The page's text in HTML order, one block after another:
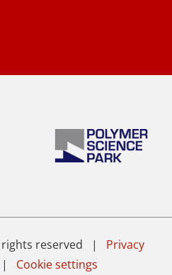
rights reserved | Privacy
| Cookie settings